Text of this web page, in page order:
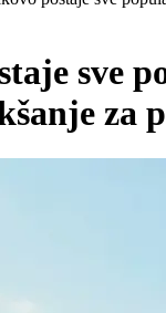
sve
za